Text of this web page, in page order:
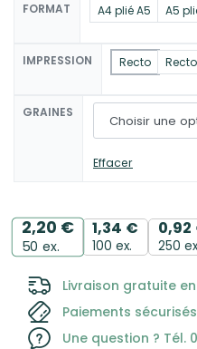
FORMAT A4 plié A5 A5
IMPRESSION Recto
GRAINES
Effacer
2,20 €
50 ex.
1,34 €
100 ex.
0,92
250
Livraison gratuite
Paiements sécurisés
Une question ? Tél.